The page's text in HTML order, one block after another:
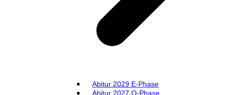
Abitur 2029 E-Phase
Abitur 2027 Q-Phase